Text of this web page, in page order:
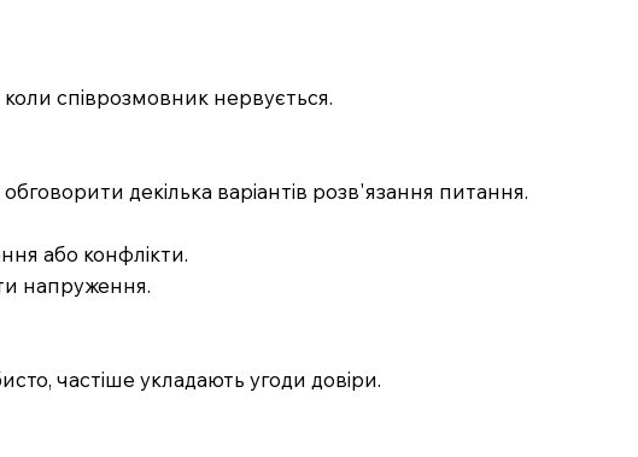
коли співрозмовник нервується.
декілька варіантів розв'язання питання.
або конфлікти.
напруження.
частіше укладають угоди довіри.